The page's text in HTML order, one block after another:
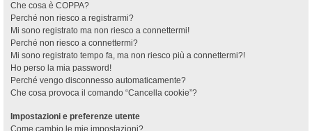
Che cosa è COPPA?
Perché non riesco a registrarmi?
Mi sono registrato ma non riesco a connettermi!
Perché non riesco a connettermi?
Mi sono registrato tempo fa, ma non riesco più a connettermi?!
Ho perso la mia password!
Perché vengo disconnesso automaticamente?
Che cosa provoca il comando “Cancella cookie”?
Impostazioni e preferenze utente
Come cambio le mie impostazioni?